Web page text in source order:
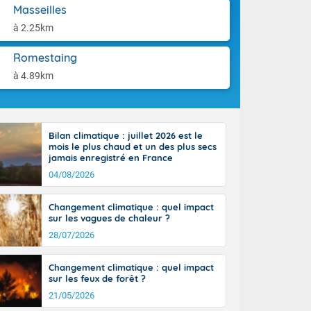
Masseilles
à 2.25km
Romestaing
à 4.89km
l'Occitanie
puis
Midi-
nord du
Les
totalité du
Bilan climatique : juillet 2026 est le
mois le plus chaud et un des plus secs
jamais enregistré en France
04/08/2026
Changement climatique : quel impact
sur les vagues de chaleur ?
28/07/2026
Changement climatique : quel impact
sur les feux de forêt ?
21/05/2026